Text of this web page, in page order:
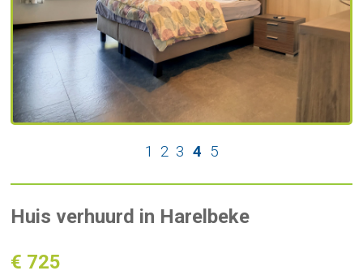
1 2 3 4 5
Huis verhuurd in Harelbeke
€ 725